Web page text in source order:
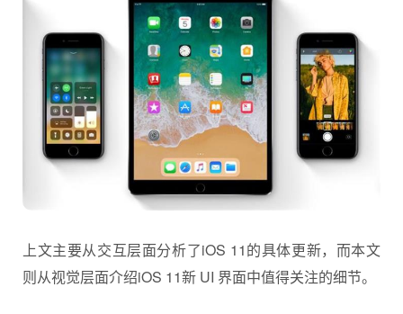
上文主要从交互层面分析了iOS 11的具体更新，而本文
则从视觉层面介绍iOS 11新 UI 界面中值得关注的细节。